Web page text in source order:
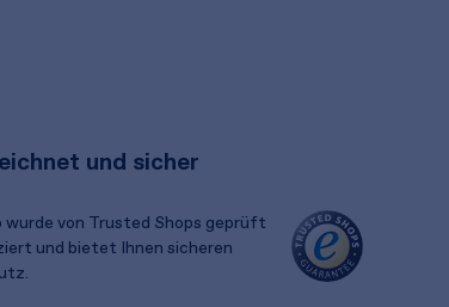
und sicher
wurde von Trusted Shops geprüft
und bietet Ihnen sicheren